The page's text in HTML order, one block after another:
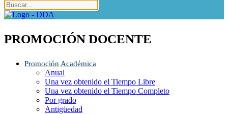
PROMOCIÓN DOCENTE
Promoción Académica
Anual
Una vez obtenido el Tiempo Libre
Una vez obtenido el Tiempo Completo
Por grado
Antigüedad